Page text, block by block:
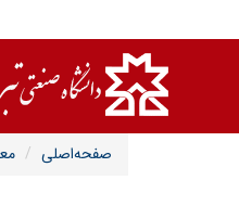
صفحه‌اصلی